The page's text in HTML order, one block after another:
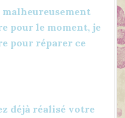
malheureusement
pour le moment, je
pour réparer ce
déjà réalisé votre